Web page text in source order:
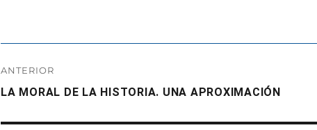
de
ANTERIOR
Entrada
LA MORAL DE LA HISTORIA. UNA APROXIMACIÓN